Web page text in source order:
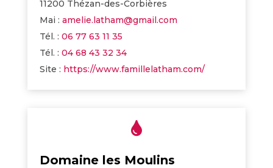
11200 Thézan-des-Corbières
Mai : amelie.latham@gmail.com
Tél. : 06 77 63 11 35
Tél. : 04 68 43 32 34
Site : https://www.famillelatham.com/

Domaine les Moulins